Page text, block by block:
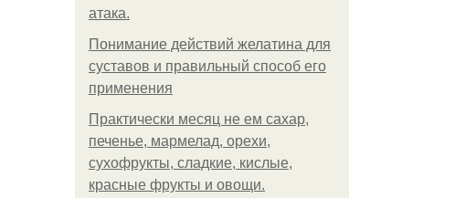
атака.
Понимание действий желатина для
суставов и правильный способ его
применения
Практически месяц не ем сахар,
печенье, мармелад, орехи,
сухофрукты, сладкие, кислые,
красные фрукты и овощи.